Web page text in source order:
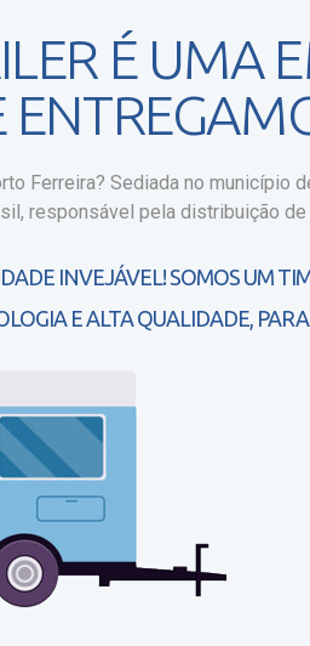
É UMA
Ferreira? Sediada no município
responsável pela distribuição
INVEJÁVEL! SOMOS UM
E ALTA QUALIDADE,